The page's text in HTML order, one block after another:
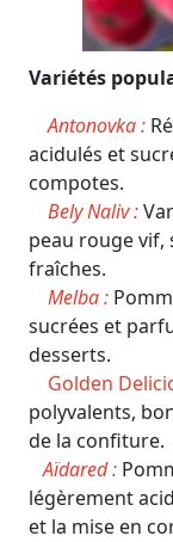
Variétés
Antonovka :
acidulés et
compotes.
Bely Naliv :
peau rouge vif,
fraîches.
Melba :
sucrées et
desserts.
Golden
polyvalents,
de la confiture.
Aïdared :
légèrement
et la mise en